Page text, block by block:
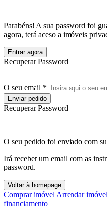
Parabéns! A sua password foi
agora, terá aceso a imóveis
Entrar agora
Recuperar Password
O seu email *
Enviar pedido
Recuperar Password
O seu pedido foi enviado com
Irá receber um email com as
password.
Voltar à homepage
Comprar imóvel Arrendar imóvel
financiamento